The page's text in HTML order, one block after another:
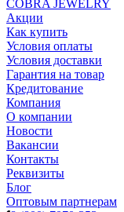
COBRA JEWELRY
Акции
Как купить
Условия оплаты
Условия доставки
Гарантия на товар
Кредитование
Компания
О компании
Новости
Вакансии
Контакты
Реквизиты
Блог
Оптовым партнерам